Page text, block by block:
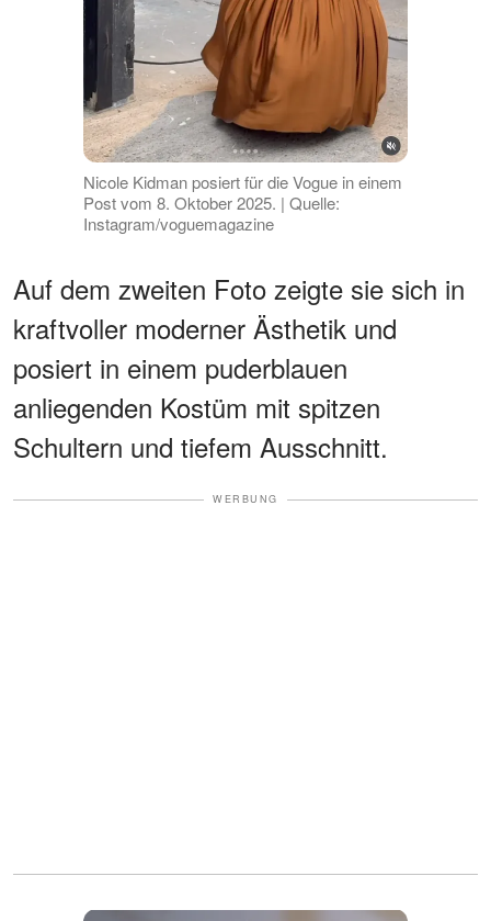
Nicole Kidman posiert für die Vogue in einem
Post vom 8. Oktober 2025. | Quelle:
Instagram/voguemagazine
Auf dem zweiten Foto zeigte sie sich in
kraftvoller moderner Ästhetik und
posiert in einem puderblauen
anliegenden Kostüm mit spitzen
Schultern und tiefem Ausschnitt.
WERBUNG